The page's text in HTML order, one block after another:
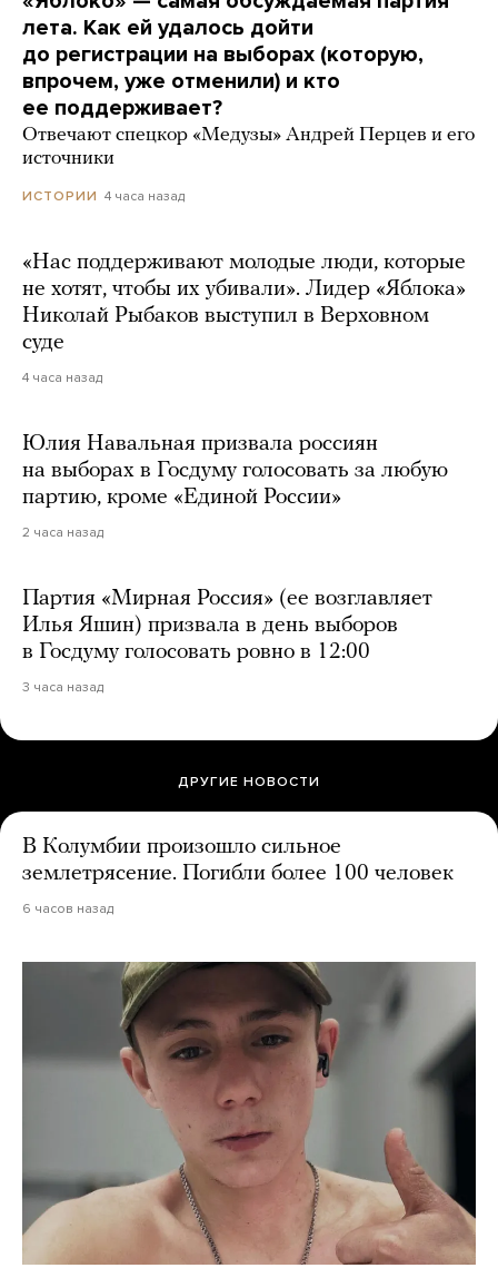
лета. Как ей удалось дойти
до регистрации на выборах (которую,
впрочем, уже отменили) и кто
ее поддерживает?
Отвечают спецкор «Медузы» Андрей Перцев и его
источники
ИСТОРИИ 4 часа назад
«Нас поддерживают молодые люди, которые
не хотят, чтобы их убивали». Лидер «Яблока»
Николай Рыбаков выступил в Верховном
суде
4 часа назад
Юлия Навальная призвала россиян
на выборах в Госдуму голосовать за любую
партию, кроме «Единой России»
2 часа назад
Партия «Мирная Россия» (ее возглавляет
Илья Яшин) призвала в день выборов
в Госдуму голосовать ровно в 12:00
3 часа назад
ДРУГИЕ НОВОСТИ
В Колумбии произошло сильное
землетрясение. Погибли более 100 человек
6 часов назад